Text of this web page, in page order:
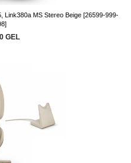
MS Stereo Beige [26599-999-
GEL